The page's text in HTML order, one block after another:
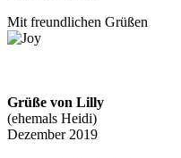
Mit freundlichen Grüßen
Grüße von Lilly
(ehemals Heidi)
Dezember 2019